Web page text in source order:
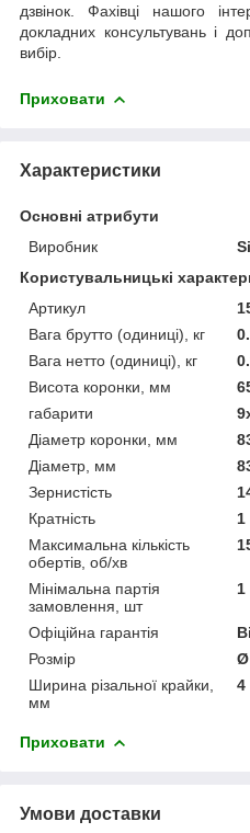
дзвінок. Фахівці нашого
докладних консультувань і
вибір.
Приховати
Характеристики
Основні атрибути
Виробник
Користувальницькі
Артикул
Вага брутто (одиниці), кг
Вага нетто (одиниці), кг
Висота коронки, мм
габарити
Діаметр коронки, мм
Діаметр, мм
Зернистість
Кратність
1
Максимальна кількість
обертів, об/хв
Мінімальна партія
замовлення, шт
1
Офіційна гарантія
Розмір
Ø
Ширина різальної крайки,
мм
4
Приховати
Умови доставки